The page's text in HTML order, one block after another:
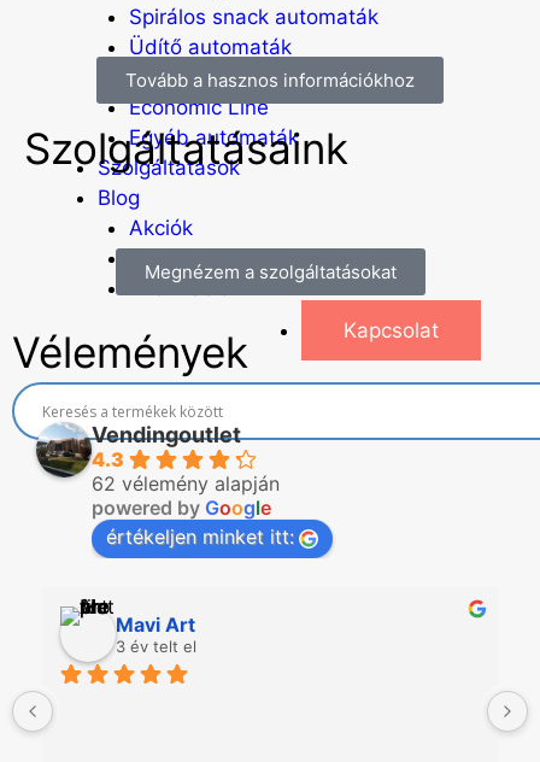
Spirálos snack automaták
Üdítő automaták
Szódagépek
Economic Line
Egyéb automaták
Szolgáltatások
Blog
Akciók
Információk
Kapcsolat
Tovább a hasznos információkhoz
Szolgáltatásaink
Megnézem a szolgáltatásokat
Vélemények
Vendingoutlet
4.3
62 vélemény alapján
powered by Google
értékeljen minket itt:
Mavi Art
3 év telt el